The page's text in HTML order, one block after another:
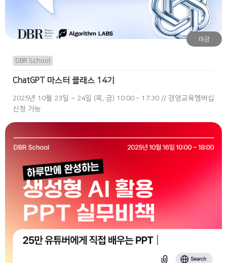
마감
DBR School
ChatGPT 마스터 클래스 14기
2025년 10월 23일 ~ 24일 (목, 금) 10:00 – 17:30 // 경영교육멤버십
신청 가능